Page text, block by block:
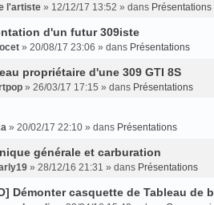
l'artiste» 12/12/17 13:52 » dans Présentations
d'un futur 309iste
» 20/08/17 23:06 » dans Présentations
propriétaire d'une 309 GTI 8S
» 26/03/17 17:15 » dans Présentations
» 20/02/17 22:10 » dans Présentations
générale et carburation
» 28/12/16 21:31 » dans Présentations
Démonter casquette de Tableau de